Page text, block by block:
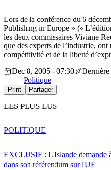
Lors de la conférence du 6
Publishing in Europe » («
les deux commissaires Viviane
que des experts de l’industrie, ont
compétitivité et de la liberté
Dec 8, 2005 - 07:30
Dernière
Politique
Print Partager
LES PLUS LUS
EXCLUSIF : L'Islande demande
dans son référendum sur l'UE
POLITIQUE